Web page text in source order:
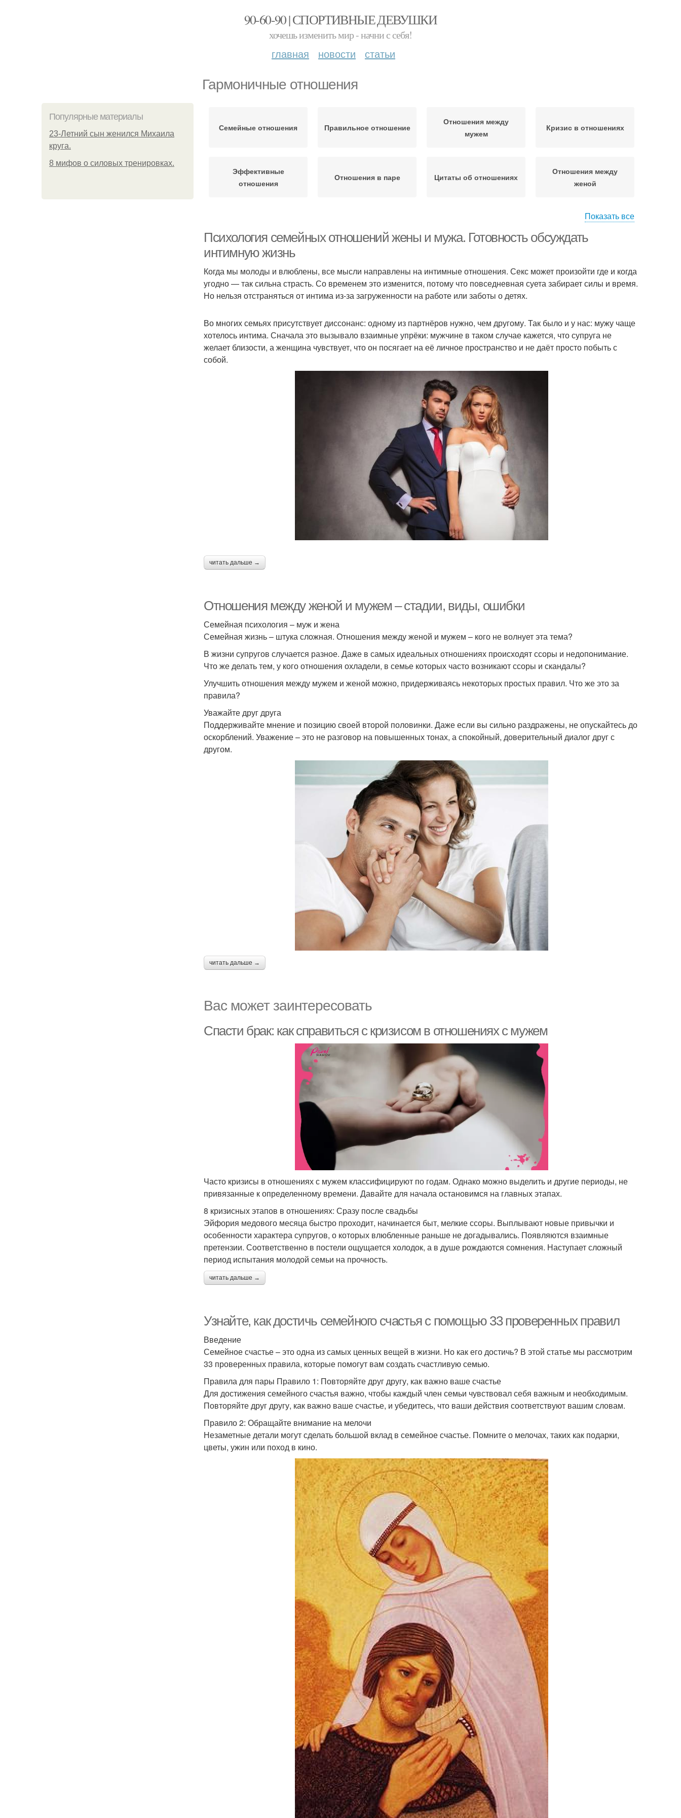
90-60-90 | СПОРТИВНЫЕ ДЕВУШКИ
хочешь изменить мир - начни с себя!
главная новости статьи
Гармоничные отношения
Популярные материалы
23-Летний сын женился Михаила
круга.
8 мифов о силовых тренировках.
Семейные отношения Правильное отношение
Отношения между
мужем
Кризис в отношениях
Эффективные
отношения
Отношения в паре Цитаты об отношениях
Отношения между
женой
отношения
отношениях
Показать все
Психология семейных отношений жены и мужа. Готовность обсуждать
интимную жизнь
Когда мы молоды и влюблены, все мысли направлены на интимные отношения. Секс может произойти где и когда
угодно — так сильна страсть. Со временем это изменится, потому что повседневная суета забирает силы и время.
Но нельзя отстраняться от интима из‑за загруженности на работе или заботы о детях.
Во многих семьях присутствует диссонанс: одному из партнёров нужно, чем другому. Так было и у нас: мужу чаще
хотелось интима. Сначала это вызывало взаимные упрёки: мужчине в таком случае кажется, что супруга не
желает близости, а женщина чувствует, что он посягает на её личное пространство и не даёт просто побыть с
собой.
читать дальше →
Отношения между женой и мужем – стадии, виды, ошибки
Семейная психология – муж и жена
Семейная жизнь – штука сложная. Отношения между женой и мужем – кого не волнует эта тема?
В жизни супругов случается разное. Даже в самых идеальных отношениях происходят ссоры и недопонимание.
Что же делать тем, у кого отношения охладели, в семье которых часто возникают ссоры и скандалы?
Улучшить отношения между мужем и женой можно, придерживаясь некоторых простых правил. Что же это за
правила?
Уважайте друг друга
Поддерживайте мнение и позицию своей второй половинки. Даже если вы сильно раздражены, не опускайтесь до
оскорблений. Уважение – это не разговор на повышенных тонах, а спокойный, доверительный диалог друг с
другом.
читать дальше →
Вас может заинтересовать
Спасти брак: как справиться с кризисом в отношениях с мужем
Часто кризисы в отношениях с мужем классифицируют по годам. Однако можно выделить и другие периоды, не
привязанные к определенному времени. Давайте для начала остановимся на главных этапах.
8 кризисных этапов в отношениях: Сразу после свадьбы
Эйфория медового месяца быстро проходит, начинается быт, мелкие ссоры. Выплывают новые привычки и
особенности характера супругов, о которых влюбленные раньше не догадывались. Появляются взаимные
претензии. Соответственно в постели ощущается холодок, а в душе рождаются сомнения. Наступает сложный
период испытания молодой семьи на прочность.
читать дальше →
Узнайте, как достичь семейного счастья с помощью 33 проверенных правил
Введение
Семейное счастье – это одна из самых ценных вещей в жизни. Но как его достичь? В этой статье мы рассмотрим
33 проверенных правила, которые помогут вам создать счастливую семью.
Правила для пары Правило 1: Повторяйте друг другу, как важно ваше счастье
Для достижения семейного счастья важно, чтобы каждый член семьи чувствовал себя важным и необходимым.
Повторяйте друг другу, как важно ваше счастье, и убедитесь, что ваши действия соответствуют вашим словам.
Правило 2: Обращайте внимание на мелочи
Незаметные детали могут сделать большой вклад в семейное счастье. Помните о мелочах, таких как подарки,
цветы, ужин или поход в кино.